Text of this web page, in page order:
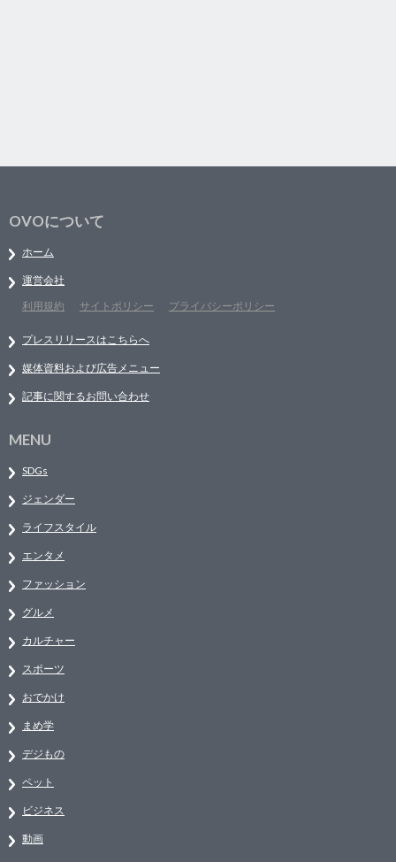
OVOについて
ホーム
運営会社
利用規約
サイトポリシー プライバシーポリシー
プレスリリースはこちらへ
媒体資料および広告メニュー
記事に関するお問い合わせ
MENU
SDGs
ジェンダー
ライフスタイル
エンタメ
ファッション
グルメ
カルチャー
スポーツ
おでかけ
まめ学
デジもの
ペット
ビジネス
動画